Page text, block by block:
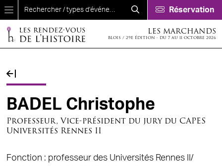
Aller au contenu principal
Réservation
LES MARCHANDS
BLOIS / 29E ÉDITION - DU 7 AU 11 OCTOBRE 2026
BADEL Christophe
Professeur, Vice-président du jury du CAPES
Universités Rennes II
Fonction : professeur des Universités Rennes II/